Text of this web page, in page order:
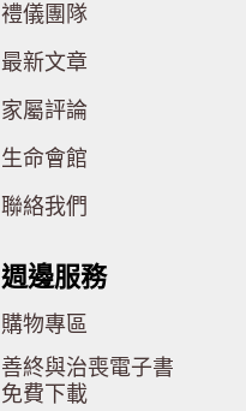
禮儀團隊
最新文章
家屬評論
生命會館
聯絡我們
週邊服務
購物專區
善終與治喪電子書
免費下載